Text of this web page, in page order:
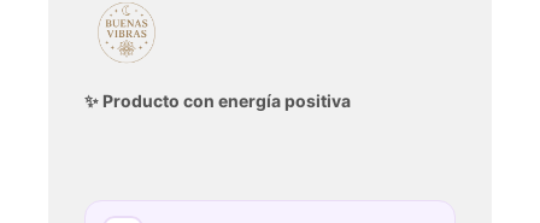
✨ Producto con energía positiva